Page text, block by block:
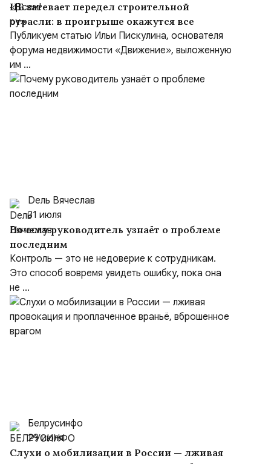
ЦБ затевает передел строительной
отрасли: в проигрыше окажутся все
Публикуем статью Ильи Пискулина, основателя
форума недвижимости «Движение», выложенную
им ...
Dель Вячеслав
31 июля
Почему руководитель узнаёт о проблеме
последним
Контроль — это не недоверие к сотрудникам.
Это способ вовремя увидеть ошибку, пока она
не ...
Белрусинфо
29 июля
Слухи о мобилизации в России — лживая